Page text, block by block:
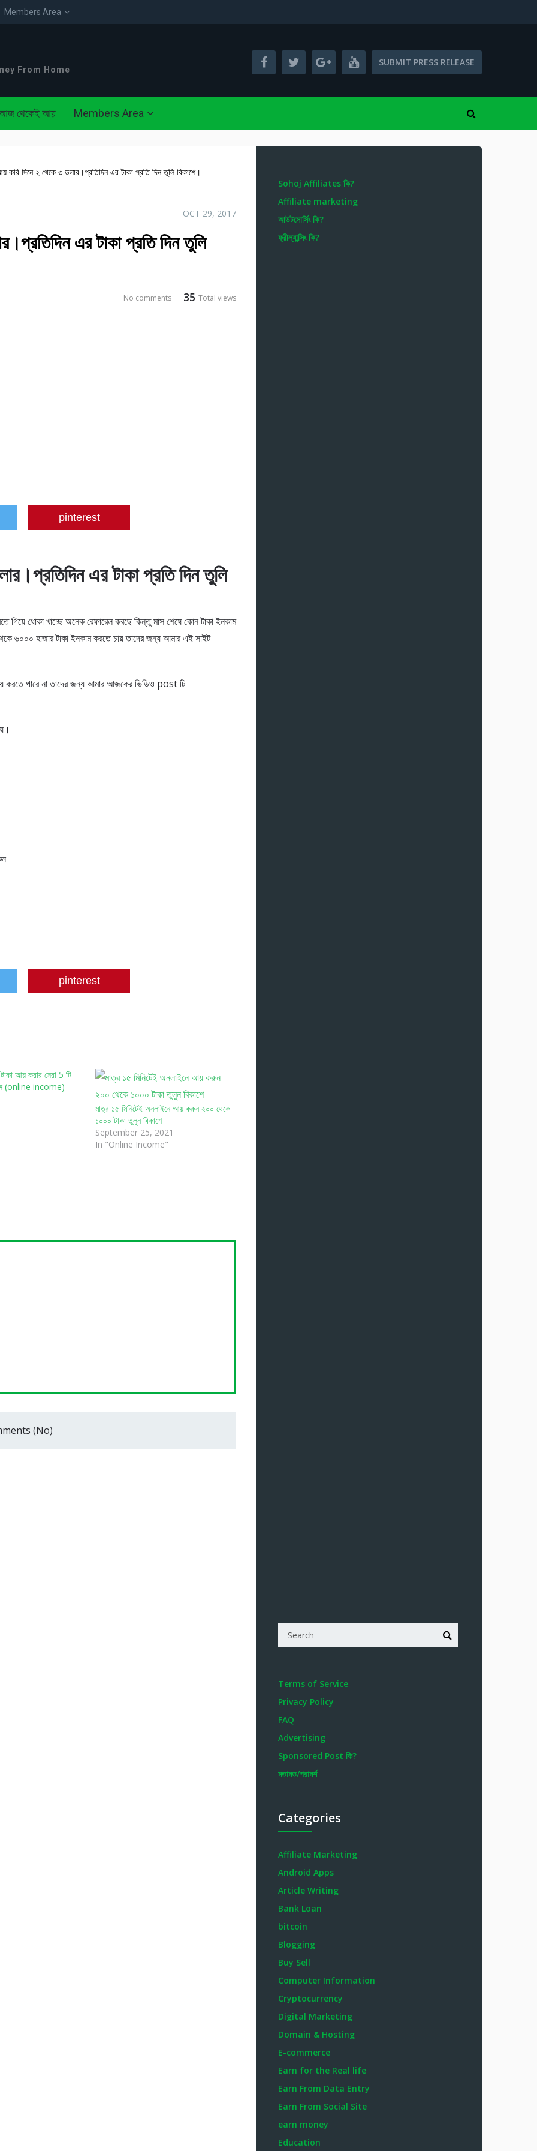
Members Area
From Home
SUBMIT PRESS RELEASE
থেকেই আয় Members Area
দিনে ২ থেকে ৩ ডলার।প্রতিদিন এর টাকা প্রতি দিন তুলি বিকাশে।
OCT 29, 2017
এর টাকা প্রতি দিন তুলি
35 Total views
No comments
pinterest
এর টাকা প্রতি দিন তুলি
ধোকা খাচ্ছে অনেক রেফারেল করছে কিন্তু মাস শেষে কোন টাকা ইনকাম
৬০০০ হাজার টাকা ইনকাম করতে চায় তাদের জন্য আমার এই সাইট
করতে পারে না তাদের জন্য আমার আজকের ভিডিও post টি
pinterest
আয় করার সেরা 5 টি
(online income)
মাত্র ১৫ মিনিটেই অনলাইনে আয় করুন ২০০ থেকে
১০০০ টাকা তুলুন বিকাশে
September 25, 2021
In "Online Income"
(No)
Sohoj Affiliates কি?
Affiliate marketing
আউটসোর্সিং কি?
ফ্রীল্যান্সিং কি?
Terms of Service
Privacy Policy
FAQ
Advertising
Sponsored Post কি?
মতামত/পরামর্শ
Categories
Affiliate Marketing
Android Apps
Article Writing
Bank Loan
bitcoin
Blogging
Buy Sell
Computer Information
Cryptocurrency
Digital Marketing
Domain & Hosting
E-commerce
Earn for the Real life
Earn From Data Entry
Earn From Social Site
earn money
Education